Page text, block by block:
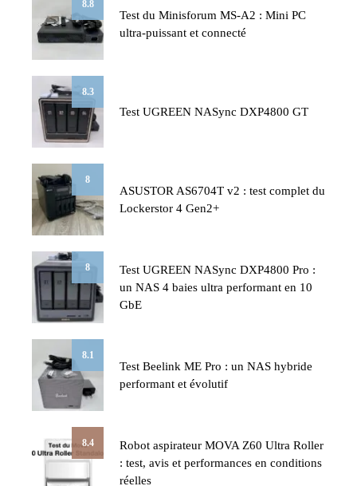
8.8
Test du Minisforum MS-A2 : Mini PC
ultra-puissant et connecté
8.3
Test UGREEN NASync DXP4800 GT
8
ASUSTOR AS6704T v2 : test complet du
Lockerstor 4 Gen2+
8
Test UGREEN NASync DXP4800 Pro :
un NAS 4 baies ultra performant en 10
GbE
8.1
Test Beelink ME Pro : un NAS hybride
performant et évolutif
8.4
Robot aspirateur MOVA Z60 Ultra Roller
: test, avis et performances en conditions
réelles